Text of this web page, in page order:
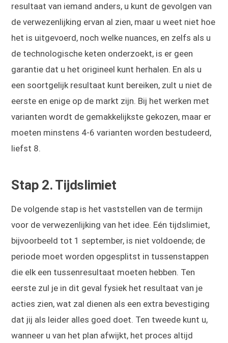
resultaat van iemand anders, u kunt de gevolgen van
de verwezenlijking ervan al zien, maar u weet niet hoe
het is uitgevoerd, noch welke nuances, en zelfs als u
de technologische keten onderzoekt, is er geen
garantie dat u het origineel kunt herhalen. En als u
een soortgelijk resultaat kunt bereiken, zult u niet de
eerste en enige op de markt zijn. Bij het werken met
varianten wordt de gemakkelijkste gekozen, maar er
moeten minstens 4-6 varianten worden bestudeerd,
liefst 8.
Stap 2. Tijdslimiet
De volgende stap is het vaststellen van de termijn
voor de verwezenlijking van het idee. Eén tijdslimiet,
bijvoorbeeld tot 1 september, is niet voldoende; de
periode moet worden opgesplitst in tussenstappen
die elk een tussenresultaat moeten hebben. Ten
eerste zul je in dit geval fysiek het resultaat van je
acties zien, wat zal dienen als een extra bevestiging
dat jij als leider alles goed doet. Ten tweede kunt u,
wanneer u van het plan afwijkt, het proces altijd